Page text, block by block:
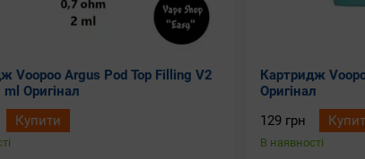
Voopoo Argus Pod Top Filling V2
Оригінал
Купити
Картридж
Оригінал
129 грн
В наявності